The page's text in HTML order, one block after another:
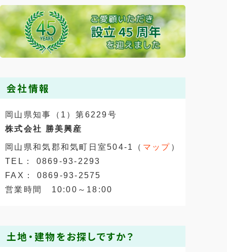
会社情報
岡山県知事（1）第6229号
株式会社 勝美興産
岡山県和気郡和気町日室504-1（ マップ ）
TEL： 0869-93-2293
FAX： 0869-93-2575
営業時間 10:00～18:00
土地・建物をお探しですか？